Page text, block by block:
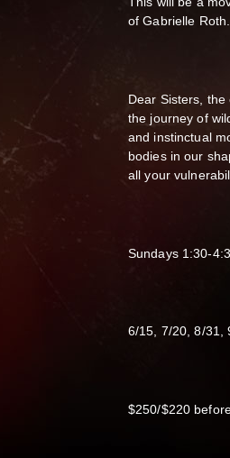
of Gabrielle
Dear Sisters,
the journey of
and instinctual
bodies in our
all your
Sundays 1:30-
6/15, 7/20, 8/31,
$250/$220